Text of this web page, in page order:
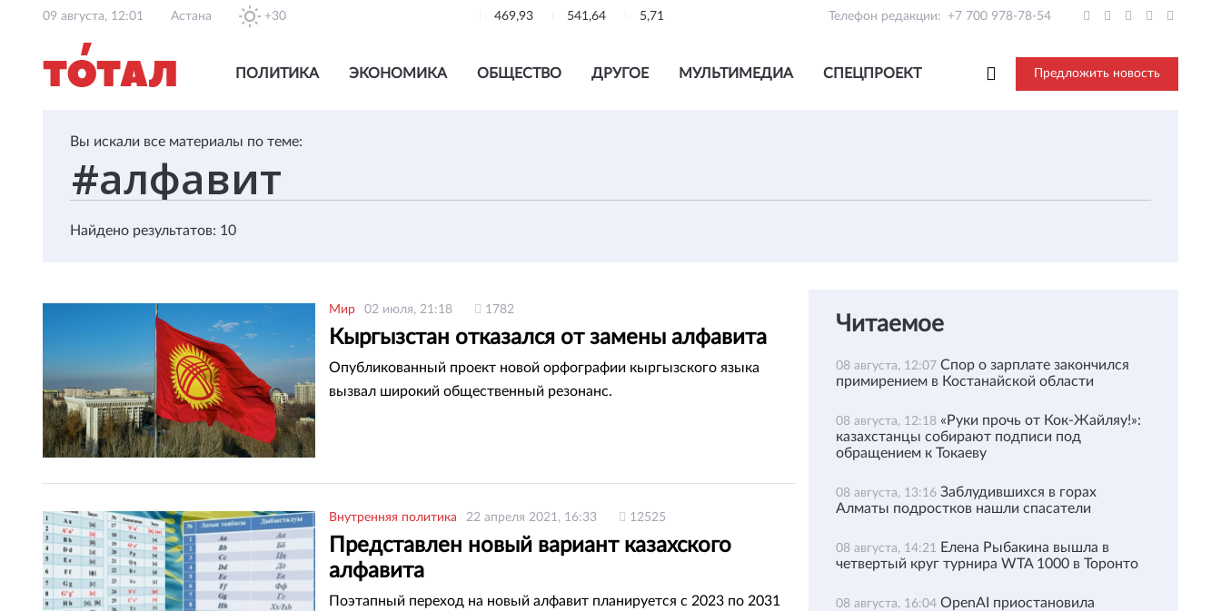
09 августа, 12:01 Астана +30 469,93 541,64 5,71 Телефон редакции: +7 700 978-78-54
ПОЛИТИКА ЭКОНОМИКА ОБЩЕСТВО ДРУГОЕ МУЛЬТИМЕДИА СПЕЦПРОЕКТ Предложить новость
Вы искали все материалы по теме:
Найдено результатов: 10
Мир 02 июля, 21:18 1782
Кыргызстан отказался от замены алфавита
Опубликованный проект новой орфографии кыргызского языка
вызвал широкий общественный резонанс.
Внутренняя политика 22 апреля 2021, 16:33 12525
Представлен новый вариант казахского
алфавита
Поэтапный переход на новый алфавит планируется с 2023 по 2031
Читаемое
08 августа, 12:07 Спор о зарплате закончился
примирением в Костанайской области
08 августа, 12:18 «Руки прочь от Кок-Жайляу!»:
казахстанцы собирают подписи под
обращением к Токаеву
08 августа, 13:16 Заблудившихся в горах
Алматы подростков нашли спасатели
08 августа, 14:21 Елена Рыбакина вышла в
четвертый круг турнира WTA 1000 в Торонто
08 августа, 16:04 OpenAI приостановила